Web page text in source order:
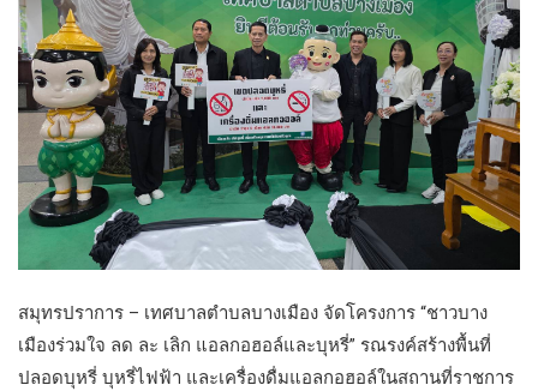
สมุทรปราการ – เทศบาลตำบลบางเมือง จัดโครงการ “ชาวบาง
เมืองร่วมใจ ลด ละ เลิก แอลกอฮอล์และบุหรี่” รณรงค์สร้างพื้นที่
ปลอดบุหรี่ บุหรี่ไฟฟ้า และเครื่องดื่มแอลกอฮอล์ในสถานที่ราชการ